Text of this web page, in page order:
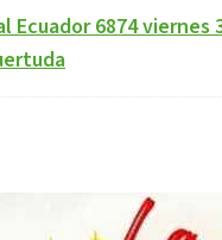
Ecuador 6874